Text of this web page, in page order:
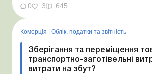
надамо рекомендації, як мінімізувати
Проблемні витрати: податкові ризики та
практика Розуміємо ваші хвилювання
неств...
0 3 645
Комерція | Облік, податки та звiтнiсть
Зберігання та переміщення
транспортно-заготівельні
витрати на збут?